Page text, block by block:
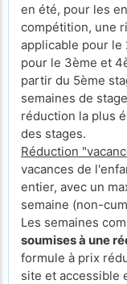
en été, pour les
compétition, une
applicable pour le
pour le 3ème et
partir du 5ème
semaines de
réduction la plus
des stages.
Réduction
vacances de
entier, avec un
semaine (non-
Les semaines
soumises à une
formule à prix
site et accessible